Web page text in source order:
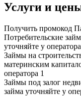
Услуги и
Получить промокод
Потребительские
уточняйте у оператора
Займы на
материнским
оператора 1
Займы под залог
займа уточняйте у